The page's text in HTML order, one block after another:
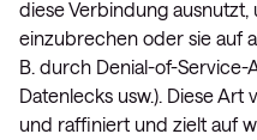
diese Verbindung
einzubrechen oder sie auf
B. durch Denial-of-
Datenlecks usw.). Diese
und raffiniert und zielt auf